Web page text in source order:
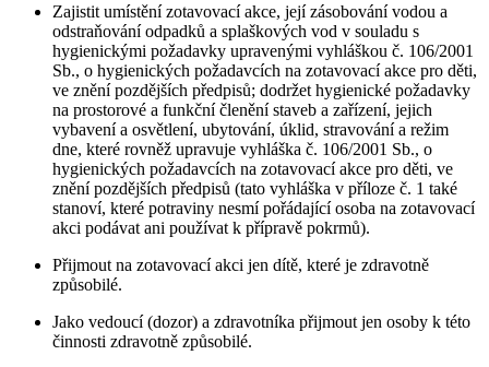
Zajistit umístění zotavovací akce, její zásobování vodou a
odstraňování odpadků a splaškových vod v souladu s
hygienickými požadavky upravenými vyhláškou č. 106/2001
Sb., o hygienických požadavcích na zotavovací akce pro děti,
ve znění pozdějších předpisů; dodržet hygienické požadavky
na prostorové a funkční členění staveb a zařízení, jejich
vybavení a osvětlení, ubytování, úklid, stravování a režim
dne, které rovněž upravuje vyhláška č. 106/2001 Sb., o
hygienických požadavcích na zotavovací akce pro děti, ve
znění pozdějších předpisů (tato vyhláška v příloze č. 1 také
stanoví, které potraviny nesmí pořádající osoba na zotavovací
akci podávat ani používat k přípravě pokrmů).
Přijmout na zotavovací akci jen dítě, které je zdravotně
způsobilé.
Jako vedoucí (dozor) a zdravotníka přijmout jen osoby k této
činnosti zdravotně způsobilé.